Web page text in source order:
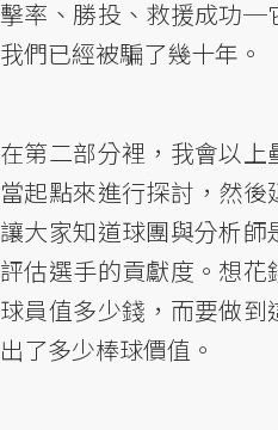
擊率、勝投、救援成功─
我們已經被騙了幾十年。
在第二部分裡，我會以
當起點來進行探討，然後
讓大家知道球團與分析
評估選手的貢獻度。想
球員值多少錢，而要做
出了多少棒球價值。